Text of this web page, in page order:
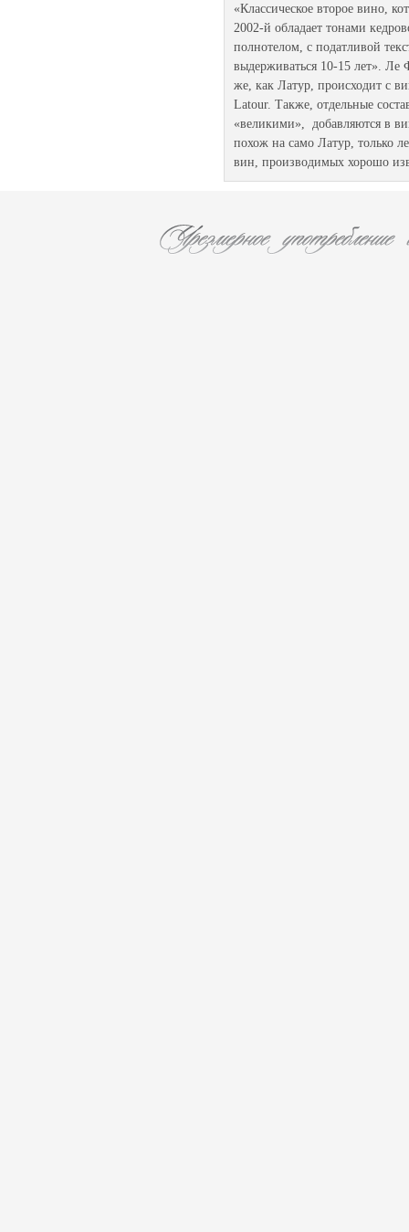
«Классическое второе вино,
2002-й обладает тонами
полнотелом, с податливой
выдерживаться 10-15 лет». Ле
же, как Латур, происходит с
Latour. Также, отдельные
«великими», добавляются в
похож на само Латур, только
вин, производимых хорошо